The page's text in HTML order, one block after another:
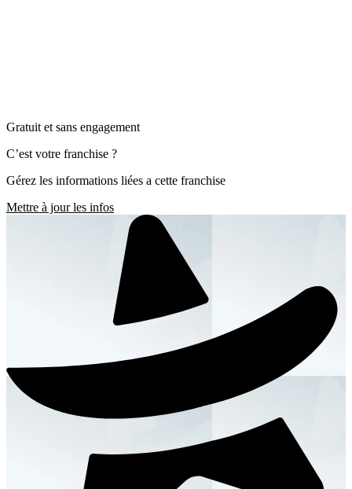
Gratuit et sans engagement
C’est votre franchise ?
Gérez les informations liées a cette franchise
Mettre à jour les infos